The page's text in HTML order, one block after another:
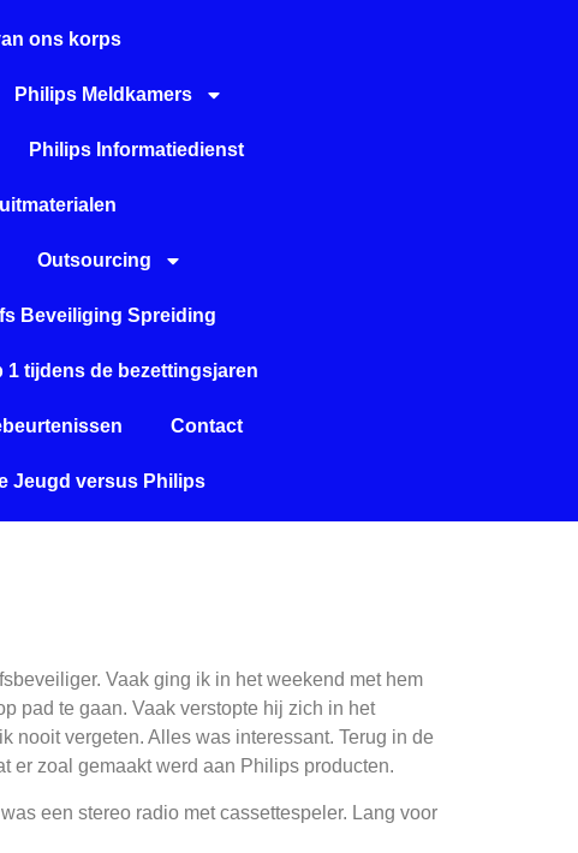
ons korps
Philips Meldkamers
Philips Informatiedienst
Outsourcing
Beveiliging Spreiding
1 tijdens de bezettingsjaren
Contact
Jeugd versus Philips
Vaak ging ik in het weekend met hem
pad te gaan. Vaak verstopte hij zich in het
nooit vergeten. Alles was interessant. Terug in de
er zoal gemaakt werd aan Philips producten.
een stereo radio met cassettespeler. Lang voor